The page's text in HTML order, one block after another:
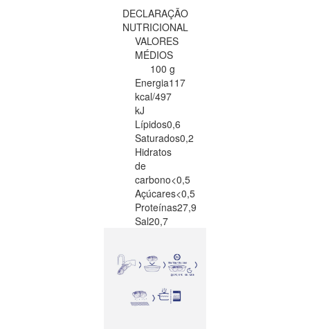
DECLARAÇÃO
NUTRICIONAL
VALORES
MÉDIOS
100 g
Energia117
kcal/497
kJ
Lípidos0,6
Saturados0,2
Hidratos
de
carbono<0,5
Açúcares<0,5
Proteínas27,9
Sal20,7